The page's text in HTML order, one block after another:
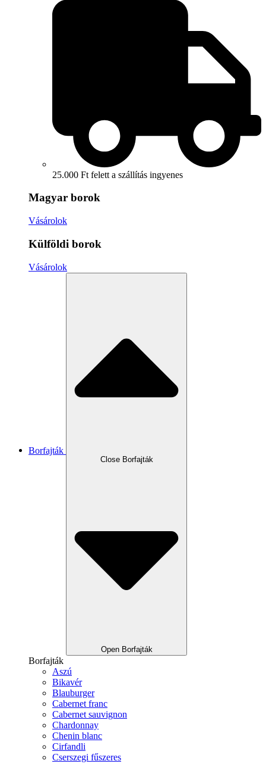
25.000 Ft felett a szállítás ingyenes
Magyar borok
Vásárolok
Külföldi borok
Vásárolok
Borfajták
Close Borfajták
Open Borfajták
Borfajták
Aszú
Bikavér
Blauburger
Cabernet franc
Cabernet sauvignon
Chardonnay
Chenin blanc
Cirfandli
Cserszegi fűszeres